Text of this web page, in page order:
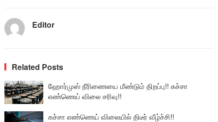
Editor
Related Posts
ஹோர்முஸ் நீரிணையை மீண்டும் திறப்பு!! கச்சா
எண்ணெய் விலை சரிவு!!
கச்சா எண்ணெய் விலையில் திடீர் வீழ்ச்சி!!